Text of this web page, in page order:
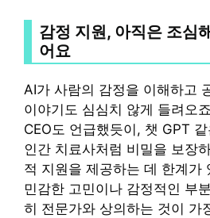
감정 지원, 아직은 조심
어요
AI가 사람의 감정을 이해하고
이야기도 심심치 않게 들려오
CEO도 언급했듯이, 챗 GPT
인간 치료사처럼 비밀을 보장
적 지원을 제공하는 데 한계가
민감한 고민이나 감정적인 부
히 전문가와 상의하는 것이 가